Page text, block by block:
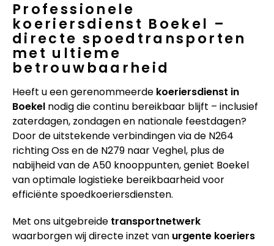
Professionele
koeriersdienst Boekel –
directe spoedtransporten
met ultieme
betrouwbaarheid
Heeft u een gerenommeerde koeriersdienst in
Boekel nodig die continu bereikbaar blijft – inclusief
zaterdagen, zondagen en nationale feestdagen?
Door de uitstekende verbindingen via de N264
richting Oss en de N279 naar Veghel, plus de
nabijheid van de A50 knooppunten, geniet Boekel
van optimale logistieke bereikbaarheid voor
efficiënte spoedkoeriersdiensten.
Met ons uitgebreide transportnetwerk
waarborgen wij directe inzet van urgente koeriers